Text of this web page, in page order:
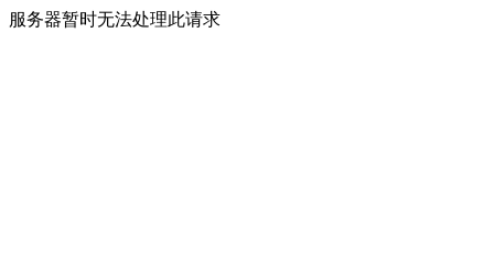
服务器暂时无法处理此请求